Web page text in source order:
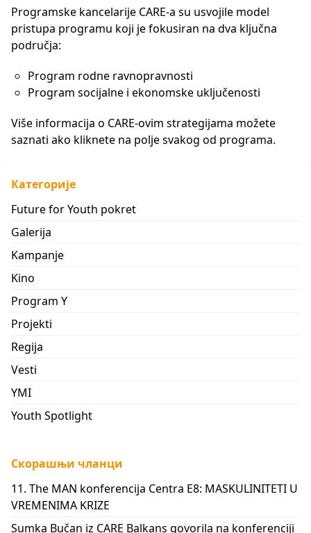
Programske kancelarije CARE-a su usvojile model
pristupa programu koji je fokusiran na dva ključna
područja:
Program rodne ravnopravnosti
Program socijalne i ekonomske uključenosti
Više informacija o CARE-ovim strategijama možete
saznati ako kliknete na polje svakog od programa.
Категорије
Future for Youth pokret
Galerija
Kampanje
Kino
Program Y
Projekti
Regija
Vesti
YMI
Youth Spotlight
Скорашњи чланци
11. The MAN konferencija Centra E8: MASKULINITETI U
VREMENIMA KRIZE
Sumka Bučan iz CARE Balkans govorila na konferenciji